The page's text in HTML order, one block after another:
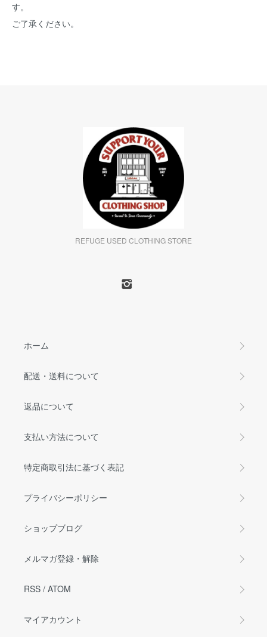
す。
ご了承ください。
REFUGE USED CLOTHING STORE
ホーム
配送・送料について
返品について
支払い方法について
特定商取引法に基づく表記
プライバシーポリシー
ショップブログ
メルマガ登録・解除
RSS / ATOM
マイアカウント